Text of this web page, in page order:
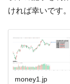
『Money1』
IT
『Money1』
のは政界の責任
『Money1』
に。
ければ幸いです。
money1.jp